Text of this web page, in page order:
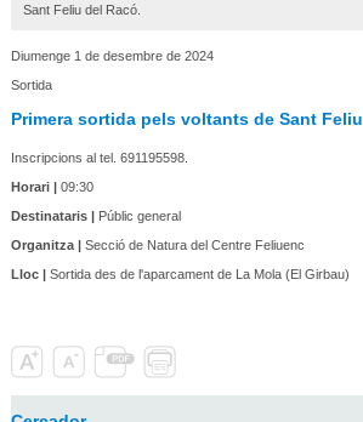
Sant Feliu del Racó.
Diumenge 1 de desembre de 2024
Sortida
Primera sortida pels voltants de Sant Feliu
Inscripcions al tel. 691195598.
Horari |09:30
Destinataris |Públic general
Organitza |Secció de Natura del Centre Feliuenc
Lloc |Sortida des de l'aparcament de La Mola (El Girbau)